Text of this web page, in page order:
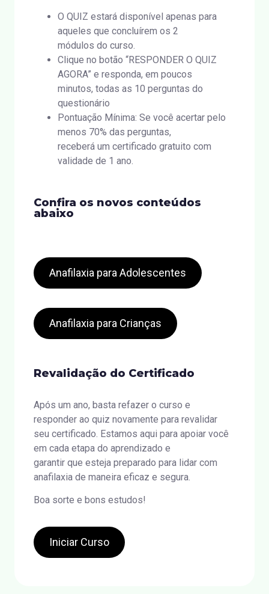
O QUIZ estará disponível apenas para
aqueles que concluírem os 2
módulos do curso.
Clique no botão “RESPONDER O QUIZ
AGORA” e responda, em poucos
minutos, todas as 10 perguntas do
questionário
Pontuação Mínima: Se você acertar pelo
menos 70% das perguntas,
receberá um certificado gratuito com
validade de 1 ano.
Confira os novos conteúdos
abaixo
Anafilaxia para Adolescentes
Anafilaxia para Crianças
Revalidação do Certificado
Após um ano, basta refazer o curso e
responder ao quiz novamente para revalidar
seu certificado. Estamos aqui para apoiar você
em cada etapa do aprendizado e
garantir que esteja preparado para lidar com
anafilaxia de maneira eficaz e segura.
Boa sorte e bons estudos!
Iniciar Curso